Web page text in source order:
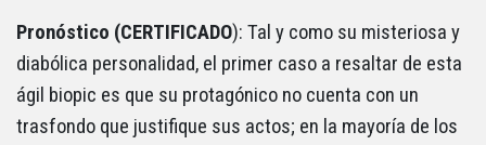
Pronóstico (CERTIFICADO): Tal y como su misteriosa y
diabólica personalidad, el primer caso a resaltar de esta
ágil biopic es que su protagónico no cuenta con un
trasfondo que justifique sus actos; en la mayoría de los